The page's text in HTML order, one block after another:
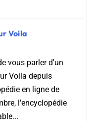
Voila
vous parler d'un
Voila depuis
en ligne de
l'encyclopédie